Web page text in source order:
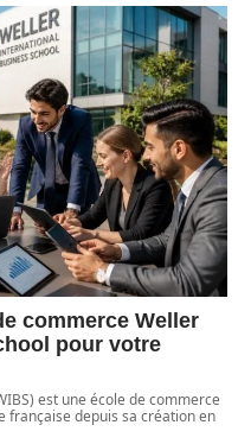
commerce Weller
pour votre
est une école de commerce
française depuis sa création en